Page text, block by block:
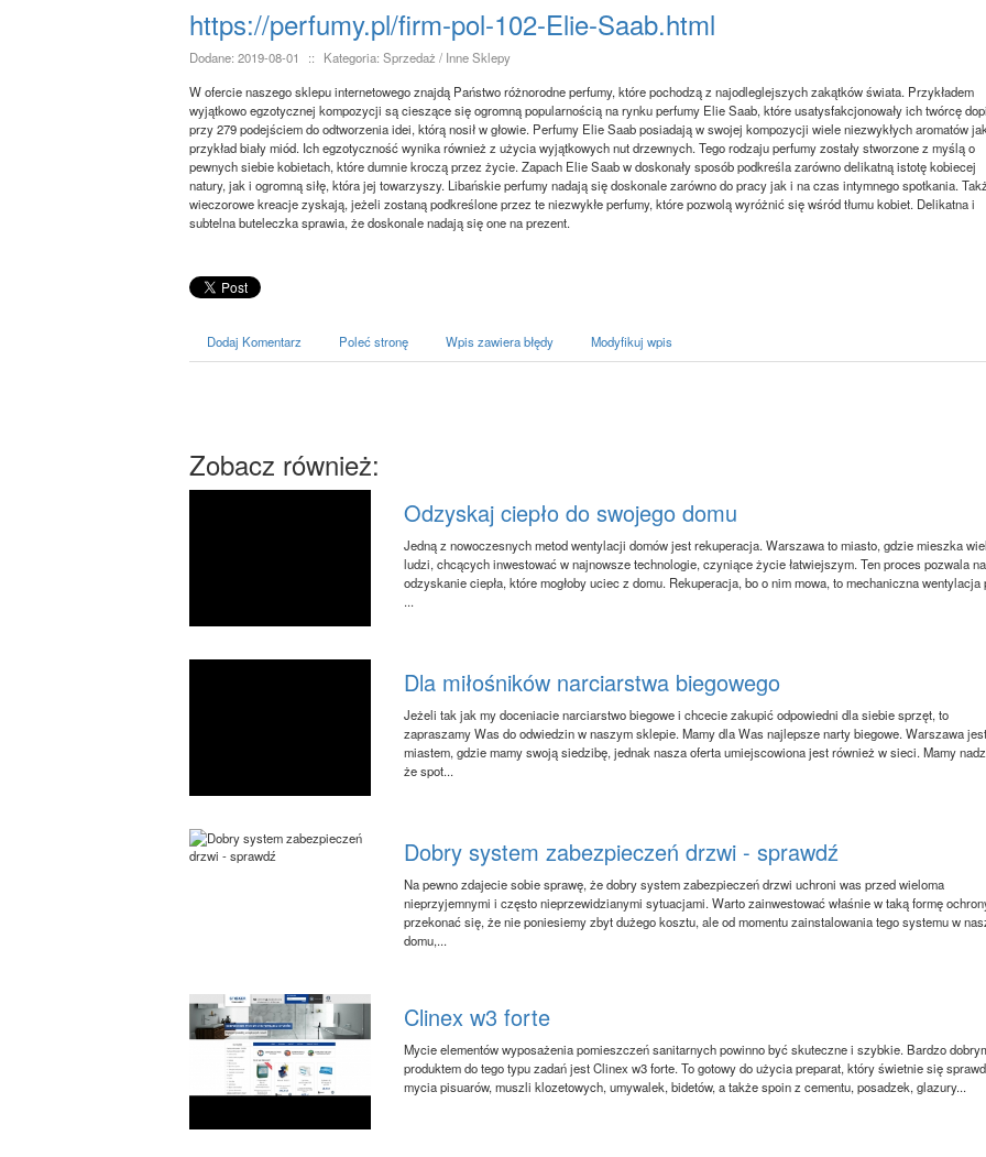
https://perfumy.pl/firm-pol-102-Elie-Saab.html
Dodane: 2019-08-01 ::
Kategoria: Sprzedaż / Inne Sklepy
W ofercie naszego sklepu internetowego znajdą Państwo różnorodne perfumy, które pochodzą z najodleglejszych zakątków świata. Przykładem
wyjątkowo egzotycznej kompozycji są cieszące się ogromną popularnością na rynku perfumy Elie Saab, które usatysfakcjonowały ich twórcę
przy 279 podejściem do odtworzenia idei, którą nosił w głowie. Perfumy Elie Saab posiadają w swojej kompozycji wiele niezwykłych aromatów
przykład biały miód. Ich egzotyczność wynika również z użycia wyjątkowych nut drzewnych. Tego rodzaju perfumy zostały stworzone z myślą o
pewnych siebie kobietach, które dumnie kroczą przez życie. Zapach Elie Saab w doskonały sposób podkreśla zarówno delikatną istotę kobiecej
natury, jak i ogromną siłę, która jej towarzyszy. Libańskie perfumy nadają się doskonale zarówno do pracy jak i na czas intymnego spotkania.
wieczorowe kreacje zyskają, jeżeli zostaną podkreślone przez te niezwykłe perfumy, które pozwolą wyróżnić się wśród tłumu kobiet. Delikatna i
subtelna buteleczka sprawia, że doskonale nadają się one na prezent.
Dodaj Komentarz Poleć stronę Wpis zawiera błędy Modyfikuj wpis
Zobacz również:
Odzyskaj ciepło do swojego domu
Jedną z nowoczesnych metod wentylacji domów jest rekuperacja. Warszawa to miasto, gdzie mieszka
ludzi, chcących inwestować w najnowsze technologie, czyniące życie łatwiejszym. Ten proces pozwala na
odzyskanie ciepła, które mogłoby uciec z domu. Rekuperacja, bo o nim mowa, to mechaniczna wentylacja
...
Dla miłośników narciarstwa biegowego
Jeżeli tak jak my doceniacie narciarstwo biegowe i chcecie zakupić odpowiedni dla siebie sprzęt, to
zapraszamy Was do odwiedzin w naszym sklepie. Mamy dla Was najlepsze narty biegowe. Warszawa jest
miastem, gdzie mamy swoją siedzibę, jednak nasza oferta umiejscowiona jest również w sieci. Mamy
że spot...
Dobry system zabezpieczeń drzwi - sprawdź
Na pewno zdajecie sobie sprawę, że dobry system zabezpieczeń drzwi uchroni was przed wieloma
nieprzyjemnymi i często nieprzewidzianymi sytuacjami. Warto zainwestować właśnie w taką formę
przekonać się, że nie poniesiemy zbyt dużego kosztu, ale od momentu zainstalowania tego systemu w
domu,...
Clinex w3 forte
Mycie elementów wyposażenia pomieszczeń sanitarnych powinno być skuteczne i szybkie. Bardzo
produktem do tego typu zadań jest Clinex w3 forte. To gotowy do użycia preparat, który świetnie się
mycia pisuarów, muszli klozetowych, umywalek, bidetów, a także spoin z cementu, posadzek, glazury...